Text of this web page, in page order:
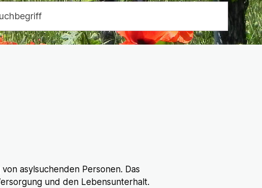
Suche
asylsuchenden Personen. Das
und den Lebensunterhalt.